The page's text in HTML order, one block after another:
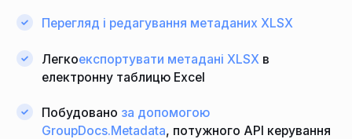
Перегляд і редагування метаданих XLSX
Легкоекспортувати метадані XLSX в
електронну таблицю Excel
Побудовано за допомогою
GroupDocs.Metadata, потужного API керування